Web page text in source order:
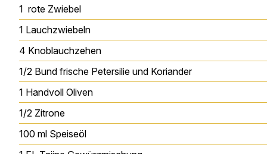
1 rote Zwiebel
1 Lauchzwiebeln
4 Knoblauchzehen
1/2 Bund frische Petersilie und Koriander
1 Handvoll Oliven
1/2 Zitrone
100 ml Speiseöl